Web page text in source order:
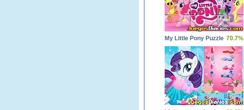
My Little Pony Puzzle 70.7%